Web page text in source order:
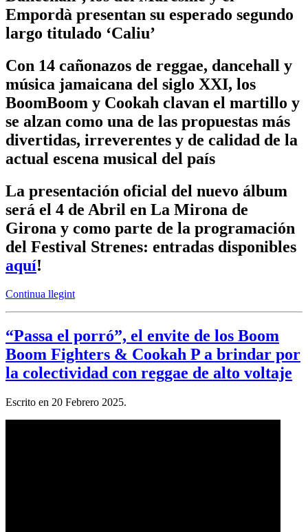
Empordà presentan su esperado segundo
largo titulado ‘Caliu’
Con 14 cañonazos de reggae, dancehall y
música jamaicana del siglo XXI, los
BoomBoom y Cookah clavan el martillo y
se alzan como una de las propuestas más
divertidas, irreverentes y de calidad de la
actual escena musical del país
La presentación oficial del nuevo álbum
será el 4 de Abril en La Mirona de
Girona y como parte de la programación
del Festival Strenes: entradas disponibles
aquí!
Continua llegint
“Passa el porró”, el envite de los Boom
Boom Fighters & Cookah P a brindar por
la colectividad con reggae de alto voltaje
Escrito en 20 Febrero 2025.